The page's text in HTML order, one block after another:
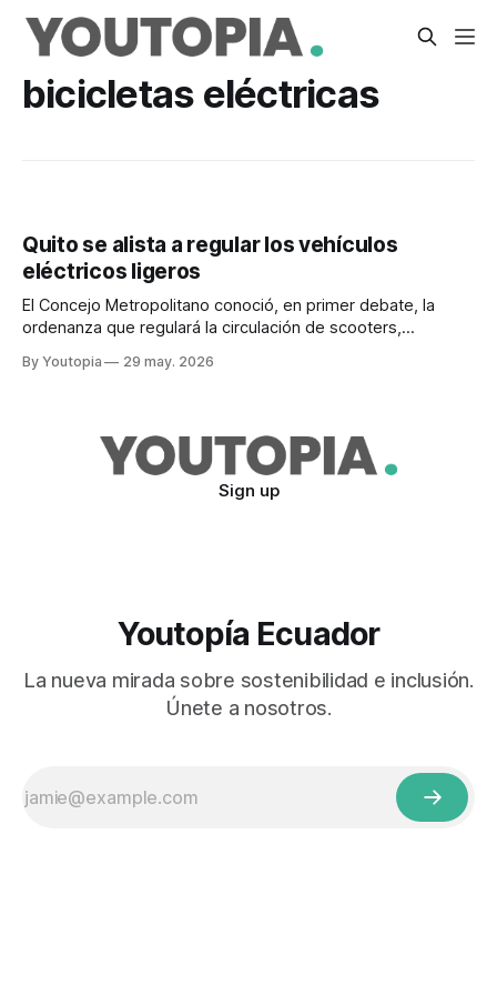
bicicletas eléctricas
Quito se alista a regular los vehículos
eléctricos ligeros
El Concejo Metropolitano conoció, en primer debate, la
ordenanza que regulará la circulación de scooters,
By Youtopia 29 may. 2026
Sign up
Youtopía Ecuador
La nueva mirada sobre sostenibilidad e inclusión.
Únete a nosotros.